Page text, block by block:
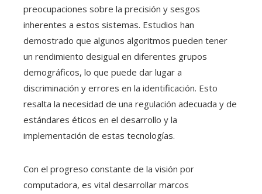
preocupaciones sobre la precisión y sesgos
inherentes a estos sistemas. Estudios han
demostrado que algunos algoritmos pueden tener
un rendimiento desigual en diferentes grupos
demográficos, lo que puede dar lugar a
discriminación y errores en la identificación. Esto
resalta la necesidad de una regulación adecuada y de
estándares éticos en el desarrollo y la
implementación de estas tecnologías.
Con el progreso constante de la visión por
computadora, es vital desarrollar marcos